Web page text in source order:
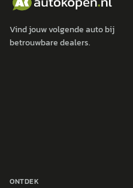
Vind jouw volgende auto bij
betrouwbare dealers.
ONTDEK